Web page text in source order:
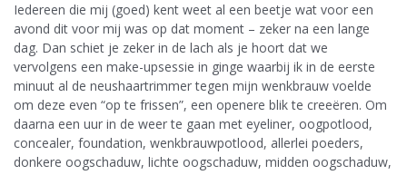
Iedereen die mij (goed) kent weet al een beetje wat voor een
avond dit voor mij was op dat moment – zeker na een lange
dag. Dan schiet je zeker in de lach als je hoort dat we
vervolgens een make-upsessie in ginge waarbij ik in de eerste
minuut al de neushaartrimmer tegen mijn wenkbrauw voelde
om deze even “op te frissen”, een openere blik te creeëren. Om
daarna een uur in de weer te gaan met eyeliner, oogpotlood,
concealer, foundation, wenkbrauwpotlood, allerlei poeders,
donkere oogschaduw, lichte oogschaduw, midden oogschaduw,